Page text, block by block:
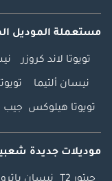
مستعملة الموديل
تويوتا لاند كروزر
نيسان ألتيما
تويوتا هيلوكس جيب
موديلات جديدة